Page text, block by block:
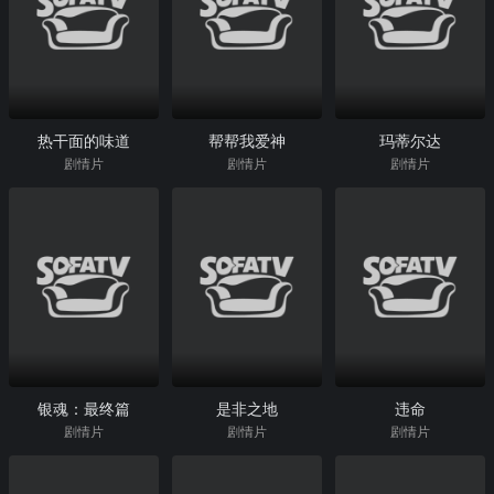
热干面的味道
剧情片
帮帮我爱神
剧情片
玛蒂尔达
剧情片
银魂：最终篇
剧情片
是非之地
剧情片
违命
剧情片